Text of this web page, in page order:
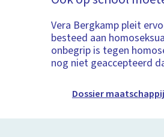
Vera Bergkamp pleit
besteed aan
onbegrip is tegen
nog niet geaccepteerd
Dossier